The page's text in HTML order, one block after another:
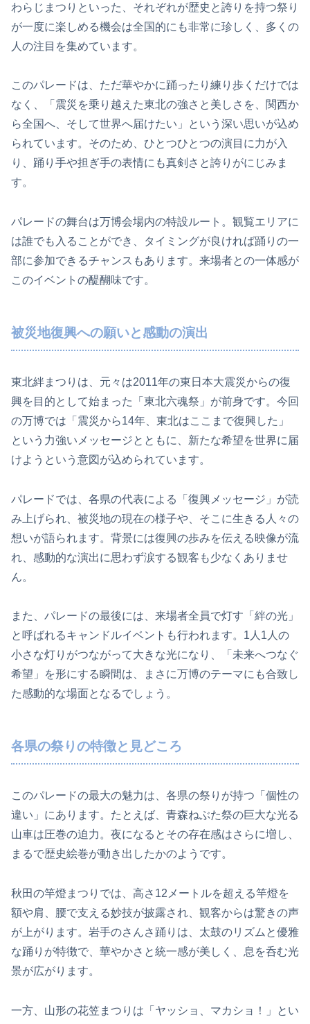
わらじまつりといった、それぞれが歴史と誇りを持つ祭り
が一度に楽しめる機会は全国的にも非常に珍しく、多くの
人の注目を集めています。
このパレードは、ただ華やかに踊ったり練り歩くだけでは
なく、「震災を乗り越えた東北の強さと美しさを、関西か
ら全国へ、そして世界へ届けたい」という深い思いが込め
られています。そのため、ひとつひとつの演目に力が入
り、踊り手や担ぎ手の表情にも真剣さと誇りがにじみま
す。
パレードの舞台は万博会場内の特設ルート。観覧エリアに
は誰でも入ることができ、タイミングが良ければ踊りの一
部に参加できるチャンスもあります。来場者との一体感が
このイベントの醍醐味です。
被災地復興への願いと感動の演出
東北絆まつりは、元々は2011年の東日本大震災からの復
興を目的として始まった「東北六魂祭」が前身です。今回
の万博では「震災から14年、東北はここまで復興した」
という力強いメッセージとともに、新たな希望を世界に届
けようという意図が込められています。
パレードでは、各県の代表による「復興メッセージ」が読
み上げられ、被災地の現在の様子や、そこに生きる人々の
想いが語られます。背景には復興の歩みを伝える映像が流
れ、感動的な演出に思わず涙する観客も少なくありませ
ん。
また、パレードの最後には、来場者全員で灯す「絆の光」
と呼ばれるキャンドルイベントも行われます。1人1人の
小さな灯りがつながって大きな光になり、「未来へつなぐ
希望」を形にする瞬間は、まさに万博のテーマにも合致し
た感動的な場面となるでしょう。
各県の祭りの特徴と見どころ
このパレードの最大の魅力は、各県の祭りが持つ「個性の
違い」にあります。たとえば、青森ねぶた祭の巨大な光る
山車は圧巻の迫力。夜になるとその存在感はさらに増し、
まるで歴史絵巻が動き出したかのようです。
秋田の竿燈まつりでは、高さ12メートルを超える竿燈を
額や肩、腰で支える妙技が披露され、観客からは驚きの声
が上がります。岩手のさんさ踊りは、太鼓のリズムと優雅
な踊りが特徴で、華やかさと統一感が美しく、息を呑む光
景が広がります。
一方、山形の花笠まつりは「ヤッショ、マカショ！」とい